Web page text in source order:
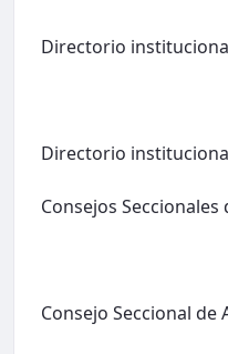
Directorio
Directorio
Consejos Seccionales
Consejo Seccional de